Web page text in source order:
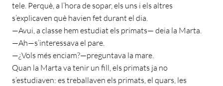
tele. Perquè, a l’hora de sopar, els uns i els altres
s’explicaven què havien fet durant el dia.
—Avui, a classe hem estudiat els primats— deia la Marta.
—Ah—s’interessava el pare.
—¿Vols més enciam?—preguntava la mare.
Quan la Marta va tenir un fill, els primats ja no
s’estudiaven: es treballaven els primats, el quars, les